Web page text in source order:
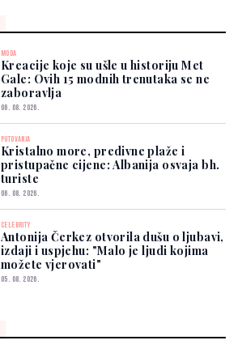
MODA
Kreacije koje su ušle u historiju Met
Gale: Ovih 15 modnih trenutaka se ne
zaboravlja
06. 08. 2026.
PUTOVANJA
Kristalno more, predivne plaže i
pristupačne cijene: Albanija osvaja bh.
turiste
06. 08. 2026.
CELEBRITY
Antonija Čerkez otvorila dušu o ljubavi,
izdaji i uspjehu: "Malo je ljudi kojima
možete vjerovati"
05. 08. 2026.